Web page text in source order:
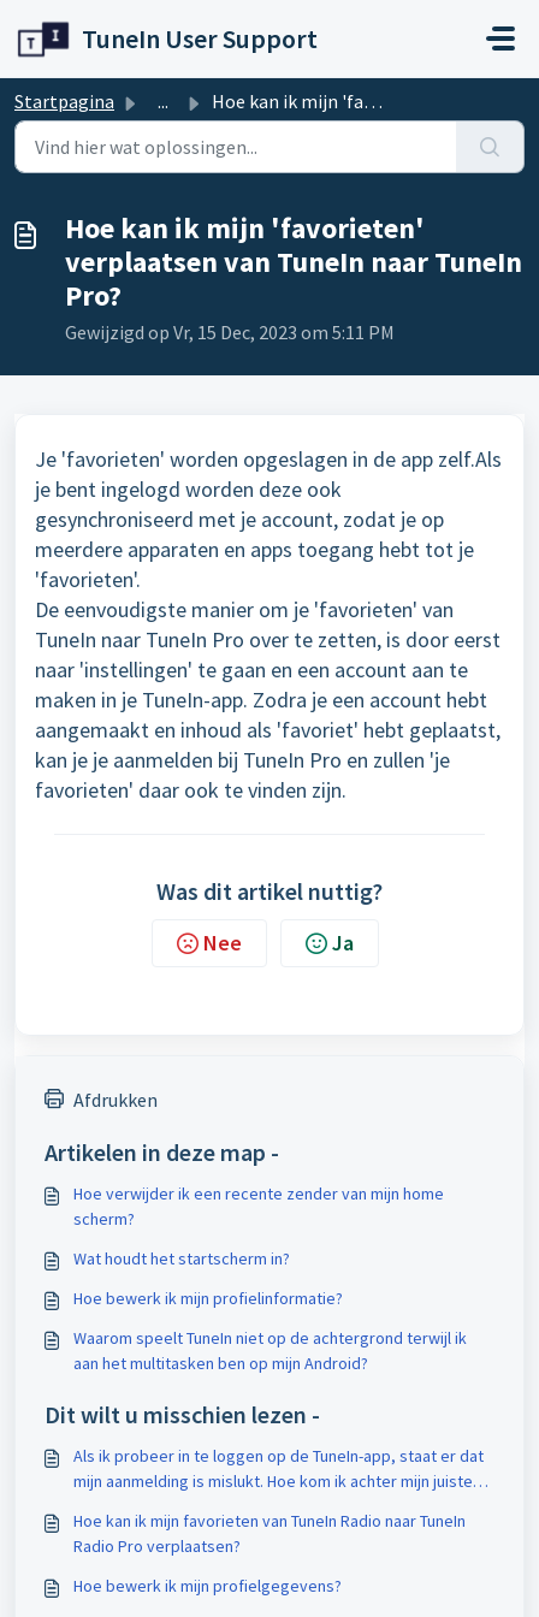
TuneIn User Support
Startpagina ... Hoe kan ik mijn 'favorieten' verplaatsen van Tune...
Hoe kan ik mijn 'favorieten'
verplaatsen van TuneIn naar TuneIn
Pro?
Gewijzigd op Vr, 15 Dec, 2023 om 5:11 PM
Je 'favorieten' worden opgeslagen in de app zelf.Als
je bent ingelogd worden deze ook
gesynchroniseerd met je account, zodat je op
meerdere apparaten en apps toegang hebt tot je
'favorieten'.
De eenvoudigste manier om je 'favorieten' van
TuneIn naar TuneIn Pro over te zetten, is door eerst
naar 'instellingen' te gaan en een account aan te
maken in je TuneIn-app. Zodra je een account hebt
aangemaakt en inhoud als 'favoriet' hebt geplaatst,
kan je je aanmelden bij TuneIn Pro en zullen 'je
favorieten' daar ook te vinden zijn.
Was dit artikel nuttig?
Nee Ja
Afdrukken
Artikelen in deze map -
Hoe verwijder ik een recente zender van mijn home
scherm?
Wat houdt het startscherm in?
Hoe bewerk ik mijn profielinformatie?
Waarom speelt TuneIn niet op de achtergrond terwijl ik
aan het multitasken ben op mijn Android?
Dit wilt u misschien lezen -
Als ik probeer in te loggen op de TuneIn-app, staat er dat
mijn aanmelding is mislukt. Hoe kom ik achter mijn juiste
Hoe kan ik mijn favorieten van TuneIn Radio naar TuneIn
Radio Pro verplaatsen?
Hoe bewerk ik mijn profielgegevens?